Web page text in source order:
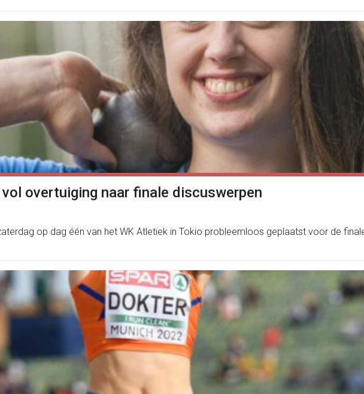
overtuiging naar finale discuswerpen
op dag één van het WK Atletiek in Tokio probleemloos geplaatst voor de